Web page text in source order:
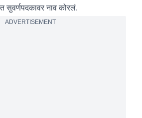
सुवर्णपदकावर नाव कोरलं.
ADVERTISEMENT